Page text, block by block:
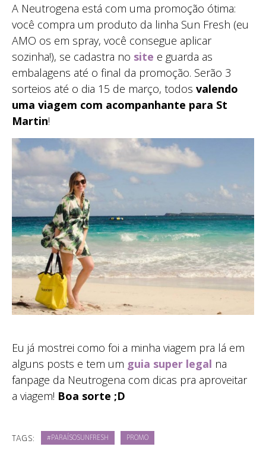
A Neutrogena está com uma promoção ótima:
você compra um produto da linha Sun Fresh (eu
AMO os em spray, você consegue aplicar
sozinha!), se cadastra no site e guarda as
embalagens até o final da promoção. Serão 3
sorteios até o dia 15 de março, todos valendo
uma viagem com acompanhante para St
Martin!
Eu já mostrei como foi a minha viagem pra lá em
alguns posts e tem um guia super legal na
fanpage da Neutrogena com dicas pra aproveitar
a viagem! Boa sorte ;D
TAGS: #PARAÍSOSUNFRESH PROMO